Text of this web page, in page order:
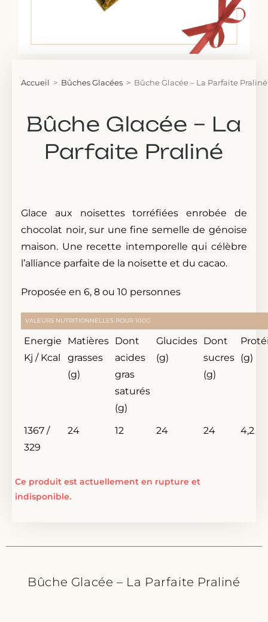
Accueil > Bûches Glacées > Bûche Glacée – La Parfaite Praliné
Bûche Glacée – La
Parfaite Praliné
Glace aux noisettes torréfiées enrobée de
chocolat noir, sur une fine semelle de génoise
maison. Une recette intemporelle qui célèbre
l’alliance parfaite de la noisette et du cacao.
Proposée en 6, 8 ou 10 personnes
VALEURS NUTRITIONNELLES POUR 100G
Energie
Kj / Kcal
Matières
grasses
(g)
Dont
acides
gras
saturés
(g)
Glucides
(g)
Dont
sucres
(g)
(g)
1367 /
329
24 12 24 24 4,2
Ce produit est actuellement en rupture et
indisponible.
Bûche Glacée – La Parfaite Praliné